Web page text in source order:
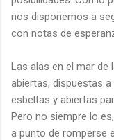
nos disponemos a
con notas de
Las alas en el mar de
abiertas, dispuestas
esbeltas y abiertas
Pero no siempre lo
a punto de romperse